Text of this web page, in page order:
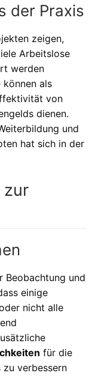
der Praxis
zeigen,
Arbeitslose
werden
können als
von
dienen.
und
hat sich in der
zur
Beobachtung und
einige
nicht alle
für die
verbessern